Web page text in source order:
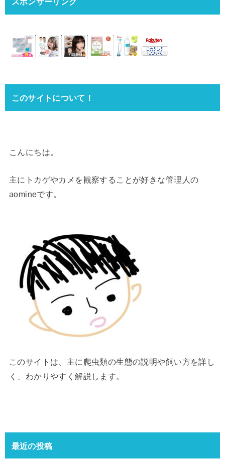
このサイトについて！
こんにちは。
主にトカゲやカメを観察することが好きな管理人の
aomineです。
このサイトは、主に爬虫類の生態の説明や飼い方を詳し
く、わかりやすく解説します。
最近の投稿